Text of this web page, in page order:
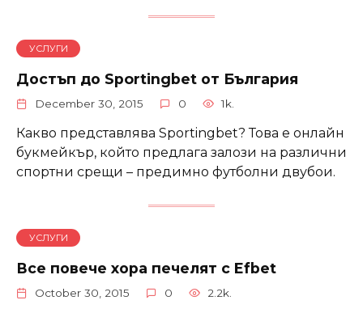
УСЛУГИ
Достъп до Sportingbet от България
December 30, 2015 0 1k.
Какво представлява Sportingbet? Това е онлайн
букмейкър, който предлага залози на различни
спортни срещи – предимно футболни двубои.
УСЛУГИ
Все повече хора печелят с Efbet
October 30, 2015 0 2.2k.